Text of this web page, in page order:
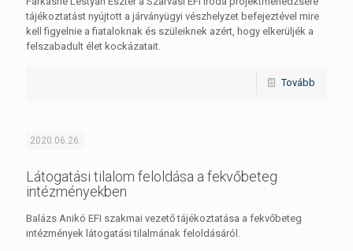
tájékoztatást nyújtott a járványügyi vészhelyzet befejeztével mire
kell figyelnie a fiataloknak és szüleiknek azért, hogy elkerüljék a
felszabadult élet kockázatait.
Tovább
2020.06.26.
Látogatási tilalom feloldása a fekvőbeteg
intézményekben
Balázs Anikó EFI szakmai vezető tájékoztatása a fekvőbeteg
intézmények látogatási tilalmának feloldásáról.